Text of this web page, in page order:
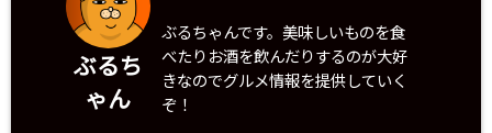
ぶるち
ゃん
ぶるちゃんです。美味しいものを食
べたりお酒を飲んだりするのが大好
きなのでグルメ情報を提供していく
ぞ！